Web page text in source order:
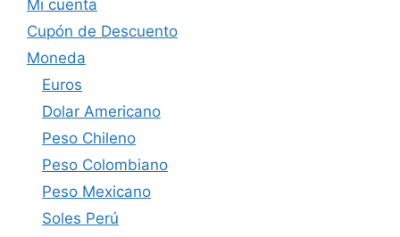
Mi cuenta
Cupón de Descuento
Moneda
Euros
Dolar Americano
Peso Chileno
Peso Colombiano
Peso Mexicano
Soles Perú